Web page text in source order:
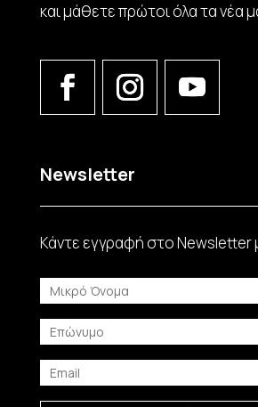
και μάθετε πρώτοι όλα τα νέα
Newsletter
Κάντε εγγραφή στο Νewsletter